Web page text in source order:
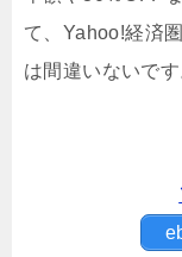
て、Yahoo!経済
は間違いないです